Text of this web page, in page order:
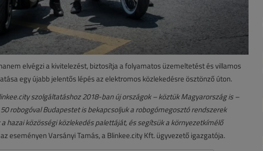
elvégzi a kivitelezést, biztosítja a folyamatos üzemeltetést és villamos
egy újabb jelentős lépés az elektromos közlekedésre ösztönző úton.
szolgáltatáshoz 2018-ban új országok – köztük Magyarország is –
robogóval Budapestet is bekapcsoljuk a robogómegosztó rendszerek
hazai közösségi közlekedés palettáját, és segítsük a környezetkímélő
eseményen Varsányi Tamás, a Blinkee.city Kft. ügyvezető igazgatója.